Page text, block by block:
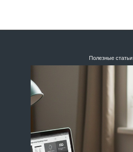
Полезные статьи